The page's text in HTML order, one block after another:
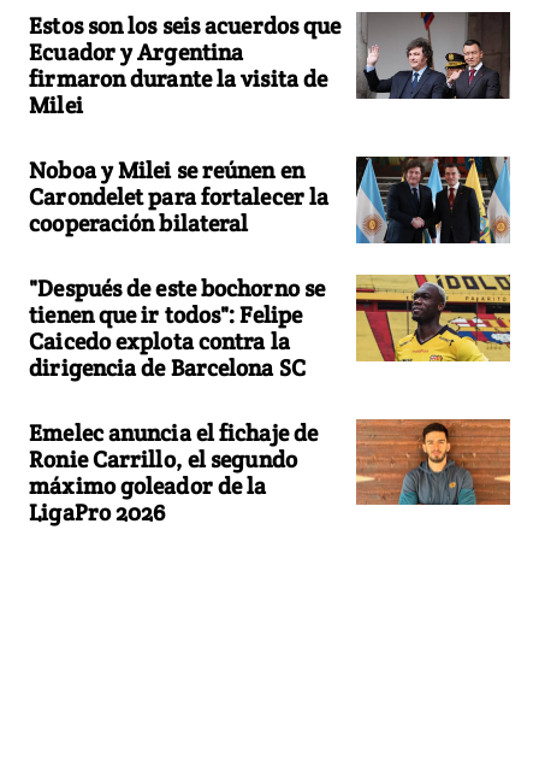
Estos son los seis acuerdos que
Ecuador y Argentina
firmaron durante la visita de
Milei
Noboa y Milei se reúnen en
Carondelet para fortalecer la
cooperación bilateral
"Después de este bochorno se
tienen que ir todos": Felipe
Caicedo explota contra la
dirigencia de Barcelona SC
Emelec anuncia el fichaje de
Ronie Carrillo, el segundo
máximo goleador de la
LigaPro 2026